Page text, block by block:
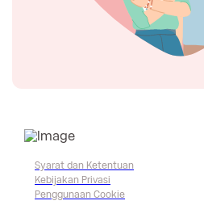
Syarat dan Ketentuan
Kebijakan Privasi
Penggunaan Cookie